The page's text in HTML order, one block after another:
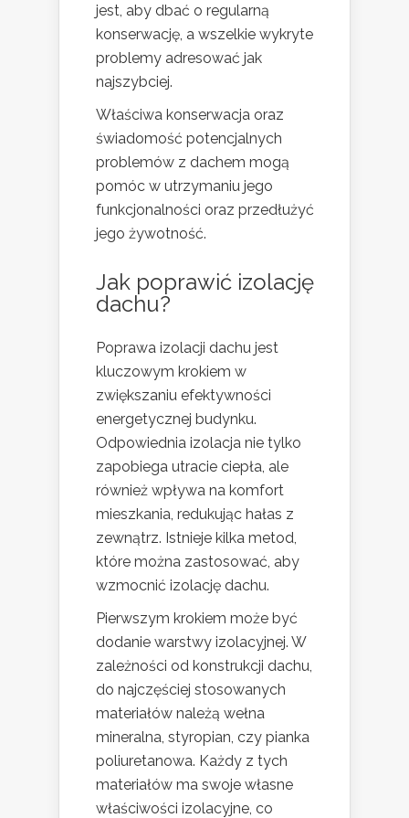
jest, aby dbać o regularną
konserwację, a wszelkie wykryte
problemy adresować jak
najszybciej.
Właściwa konserwacja oraz
świadomość potencjalnych
problemów z dachem mogą
pomóc w utrzymaniu jego
funkcjonalności oraz przedłużyć
jego żywotność.
Jak poprawić izolację
dachu?
Poprawa izolacji dachu jest
kluczowym krokiem w
zwiększaniu efektywności
energetycznej budynku.
Odpowiednia izolacja nie tylko
zapobiega utracie ciepła, ale
również wpływa na komfort
mieszkania, redukując hałas z
zewnątrz. Istnieje kilka metod,
które można zastosować, aby
wzmocnić izolację dachu.
Pierwszym krokiem może być
dodanie warstwy izolacyjnej. W
zależności od konstrukcji dachu,
do najczęściej stosowanych
materiałów należą wełna
mineralna, styropian, czy pianka
poliuretanowa. Każdy z tych
materiałów ma swoje własne
właściwości izolacyjne, co